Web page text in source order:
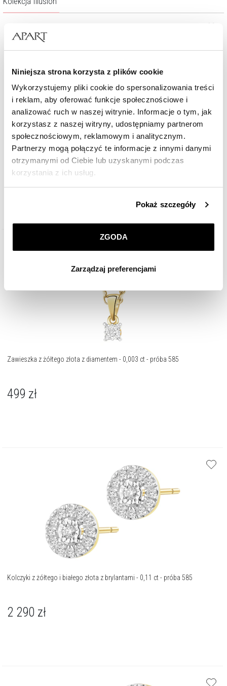
Niniejsza strona korzysta z plików cookie
Wykorzystujemy pliki cookie do spersonalizowania treści
i reklam, aby oferować funkcje społecznościowe i
analizować ruch w naszej witrynie. Informacje o tym, jak
korzystasz z naszej witryny, udostępniamy partnerom
społecznościowym, reklamowym i analitycznym.
Partnerzy mogą połączyć te informacje z innymi danymi
otrzymanymi od Ciebie lub uzyskanymi podczas
korzystania z ich usług.
przez nas plików cookie znajdziesz wPolityce
korzystamy. Możesz również wybrać jaki rodzaj plików
Zarządzaj preferencjami. W każdej chwili możesz
dokonać zmiany wybranych przez Ciebie plików cookie.
Pokaż szczegóły
ZGODA
Zarządzaj preferencjami
Pierścionek z żółtego i białego złota z brylantem - 0,02 ct - próba 585
3 190 zł
Zawieszka z żółtego złota z diamentem - 0,003 ct - próba 585
499 zł
Kolczyki z żółtego i białego złota z brylantami - 0,11 ct - próba 585
2 290 zł